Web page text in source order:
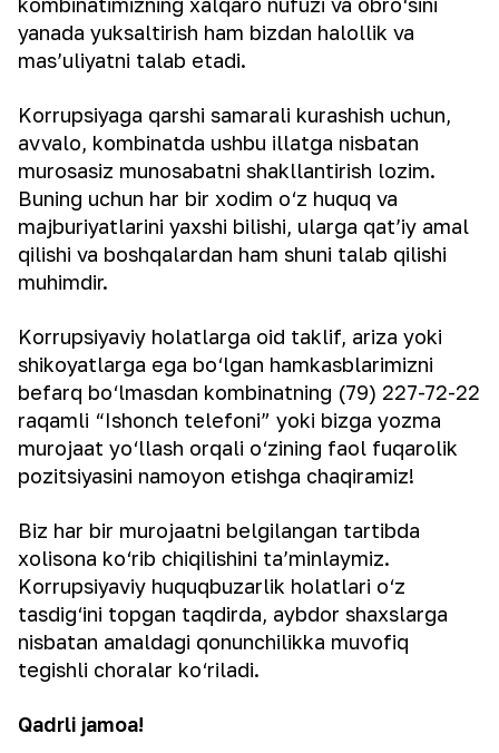
yanada yuksaltirish ham bizdan halollik va
mas’uliyatni talab etadi.
Korrupsiyaga qarshi samarali kurashish uchun,
avvalo, kombinatda ushbu illatga nisbatan
murosasiz munosabatni shakllantirish lozim.
Buning uchun har bir xodim o‘z huquq va
majburiyatlarini yaxshi bilishi, ularga qat’iy amal
qilishi va boshqalardan ham shuni talab qilishi
muhimdir.
Korrupsiyaviy holatlarga oid taklif, ariza yoki
shikoyatlarga ega bo‘lgan hamkasblarimizni
befarq bo‘lmasdan kombinatning (79) 227-72-22
raqamli “Ishonch telefoni” yoki bizga yozma
murojaat yo‘llash orqali o‘zining faol fuqarolik
pozitsiyasini namoyon etishga chaqiramiz!
Biz har bir murojaatni belgilangan tartibda
xolisona ko‘rib chiqilishini ta’minlaymiz.
Korrupsiyaviy huquqbuzarlik holatlari o‘z
tasdig‘ini topgan taqdirda, aybdor shaxslarga
nisbatan amaldagi qonunchilikka muvofiq
tegishli choralar ko‘riladi.
Qadrli jamoa!